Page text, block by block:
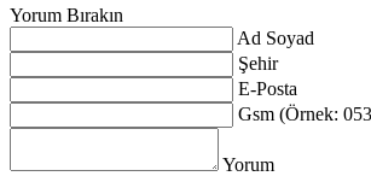
Yorum Bırakın
Ad Soyad
Şehir
E-Posta
Gsm (Örnek:
Yorum